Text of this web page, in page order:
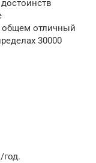
общем отличный
30000
год.